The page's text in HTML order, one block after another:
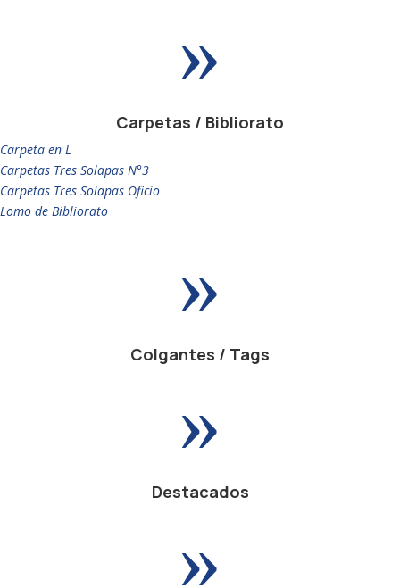
»
Carpetas / Bibliorato
Carpeta en L
Carpetas Tres Solapas N°3
Carpetas Tres Solapas Oficio
Lomo de Bibliorato
»
Colgantes / Tags
»
Destacados
»